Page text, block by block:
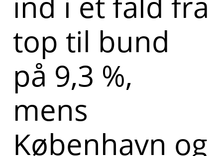
top til bund
på 9,3 %,
mens
København og